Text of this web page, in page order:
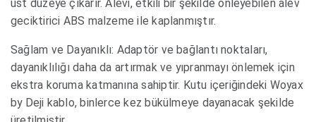
üst düzeye çıkarır. Alevi, etkili bir şekilde önleyebilen alev
geciktirici ABS malzeme ile kaplanmıştır.
Sağlam ve Dayanıklı: Adaptör ve bağlantı noktaları,
dayanıklılığı daha da artırmak ve yıpranmayı önlemek için
ekstra koruma katmanına sahiptir. Kutu içeriğindeki Woyax
by Deji kablo, binlerce kez bükülmeye dayanacak şekilde